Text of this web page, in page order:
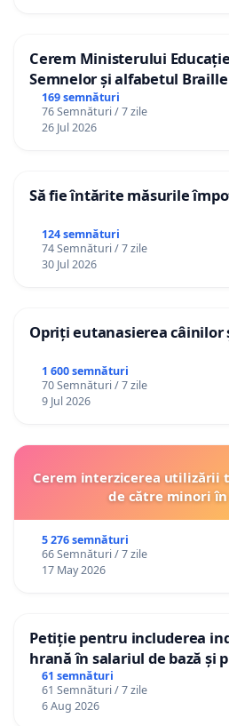
Cerem Ministerului
Semnelor și alfabetul
Republica Moldova!
169 semnături
76 Semnături / 7 zile
26 Jul 2026
Să fie întărite măsurile
124 semnături
74 Semnături / 7 zile
30 Jul 2026
Opriți eutanasierea câinilor
1 600 semnături
70 Semnături / 7 zile
9 Jul 2026
Cerem interzicerea
de către minori în
5 276 semnături
66 Semnături / 7 zile
17 May 2026
Petiție pentru includerea
hrană în salariul de bază și
gradațiilor de vechime
personali
61 semnături
61 Semnături / 7 zile
6 Aug 2026